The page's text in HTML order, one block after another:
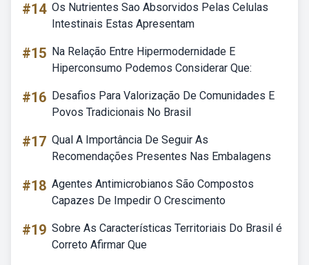
#14 Os Nutrientes Sao Absorvidos Pelas Celulas
Intestinais Estas Apresentam
#15 Na Relação Entre Hipermodernidade E
Hiperconsumo Podemos Considerar Que:
#16 Desafios Para Valorização De Comunidades E
Povos Tradicionais No Brasil
#17 Qual A Importância De Seguir As
Recomendações Presentes Nas Embalagens
#18 Agentes Antimicrobianos São Compostos
Capazes De Impedir O Crescimento
#19 Sobre As Características Territoriais Do Brasil é
Correto Afirmar Que